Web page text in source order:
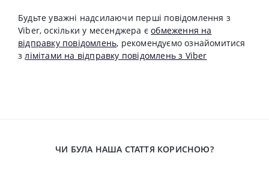
Будьте уважні надсилаючи перші повідомлення з
Viber, оскільки у месенджера є обмеження на
відправку повідомлень, рекомендуємо ознайомитися
злімітами на відправку повідомлень з Viber
ЧИ БУЛА НАША СТАТТЯ КОРИСНОЮ?